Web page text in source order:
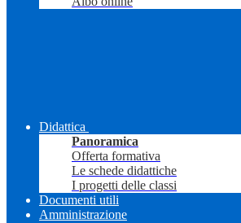
Didattica
Panoramica
Offerta formativa
Le schede didattiche
I progetti delle classi
Documenti utili
Amministrazione